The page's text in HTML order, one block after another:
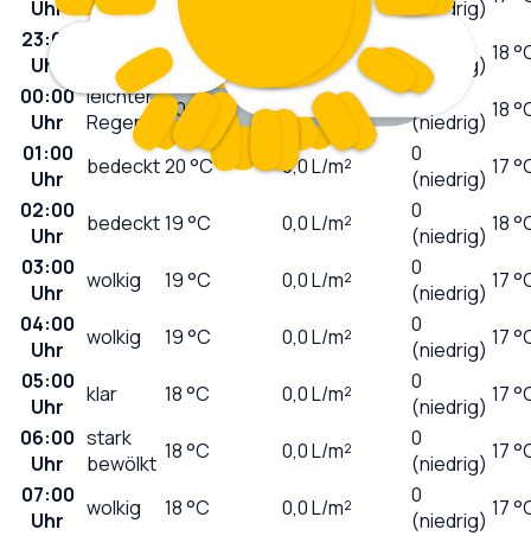
Uhr Regen (niedrig)
23:00
Uhr
Regen
20 °C
(niedrig) 18
00:00
Uhr
leichter
Regen
20°C 0,2 L/m²
0
(niedrig) 18
01:00
Uhr
bedeckt20°C 0,0L/m²
0
(niedrig) 17
02:00
Uhr
bedeckt19°C 0,0L/m²
0
(niedrig) 18
03:00
Uhr
wolkig 19°C 0,0L/m²
0
(niedrig) 17
04:00
Uhr
wolkig 19°C 0,0L/m²
0
(niedrig) 17
05:00
Uhr
klar 18°C 0,0L/m²
0
(niedrig) 17
06:00
Uhr
stark
bewölkt 18°C 0,0L/m²
0
(niedrig) 17
07:00
Uhr
wolkig 18°C 0,0L/m²
0
(niedrig) 17